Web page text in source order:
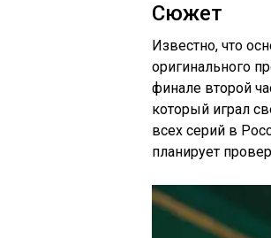
Сюжет
Известно, что
оригинального
финале второй
который играл
всех серий в
планирует